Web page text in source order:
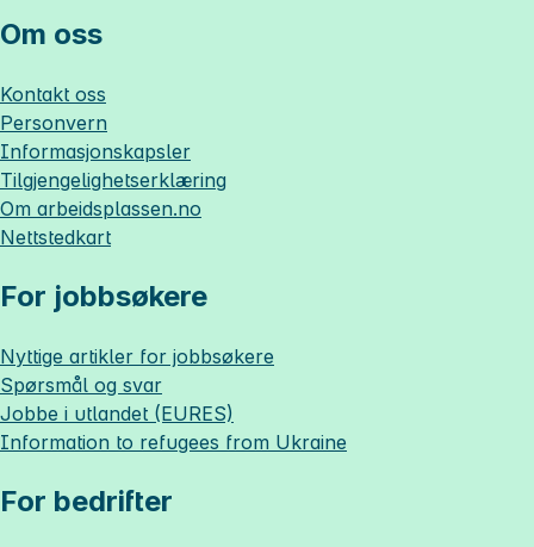
Om oss
Kontakt oss
Personvern
Informasjonskapsler
Tilgjengelighetserklæring
Om arbeidsplassen.no
Nettstedkart
For jobbsøkere
Nyttige artikler for jobbsøkere
Spørsmål og svar
Jobbe i utlandet (EURES)
Information to refugees from Ukraine
For bedrifter